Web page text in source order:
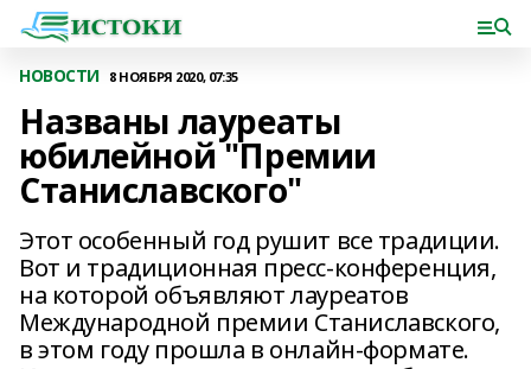
НОВОСТИ 8 НОЯБРЯ 2020, 07:35
Названы лауреаты
юбилейной "Премии
Станиславского"
Этот особенный год рушит все традиции.
Вот и традиционная пресс-конференция,
на которой объявляют лауреатов
Международной премии Станиславского,
в этом году прошла в онлайн-формате.